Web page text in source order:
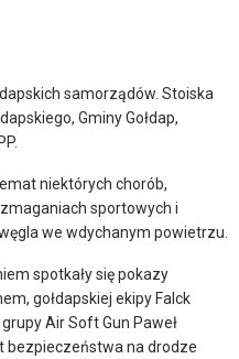
samorządów. Stoiska
Gminy Gołdap,
niektórych chorób,
sportowych i
we wdychanym powietrzu.
spotkały się pokazy
gołdapskiej ekipy Falck
Air Soft Gun Paweł
bezpieczeństwa na drodze